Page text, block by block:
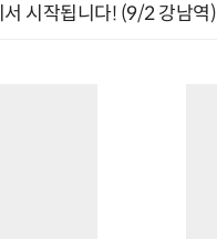
서 시작됩니다! (9/2 강남역)